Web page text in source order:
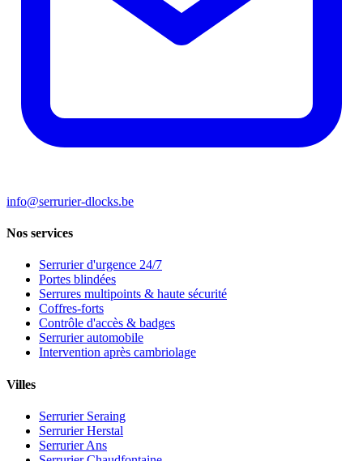
info@serrurier-dlocks.be
Nos services
Serrurier d'urgence 24/7
Portes blindées
Serrures multipoints & haute sécurité
Coffres-forts
Contrôle d'accès & badges
Serrurier automobile
Intervention après cambriolage
Villes
Serrurier Seraing
Serrurier Herstal
Serrurier Ans